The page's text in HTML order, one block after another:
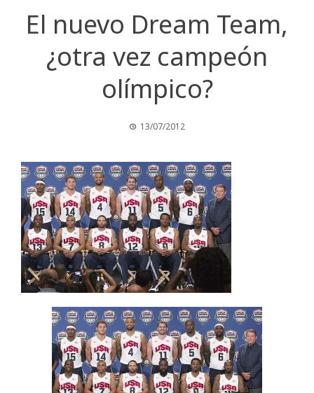
El nuevo Dream Team,
¿otra vez campeón
olímpico?
13/07/2012